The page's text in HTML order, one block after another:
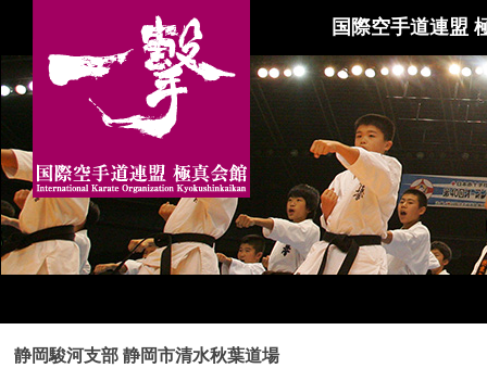
国際空手道連盟
静岡駿河支部 静岡市清水秋葉道場